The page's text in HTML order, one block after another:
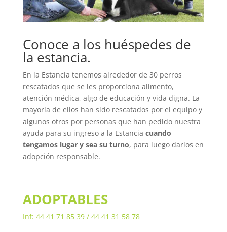
Conoce a los huéspedes de
la estancia.
En la Estancia tenemos alrededor de 30 perros
rescatados que se les proporciona alimento,
atención médica, algo de educación y vida digna. La
mayoría de ellos han sido rescatados por el equipo y
algunos otros por personas que han pedido nuestra
ayuda para su ingreso a la Estancia cuando
tengamos lugar y sea su turno, para luego darlos en
adopción responsable.
ADOPTABLES
Inf: 44 41 71 85 39 / 44 41 31 58 78